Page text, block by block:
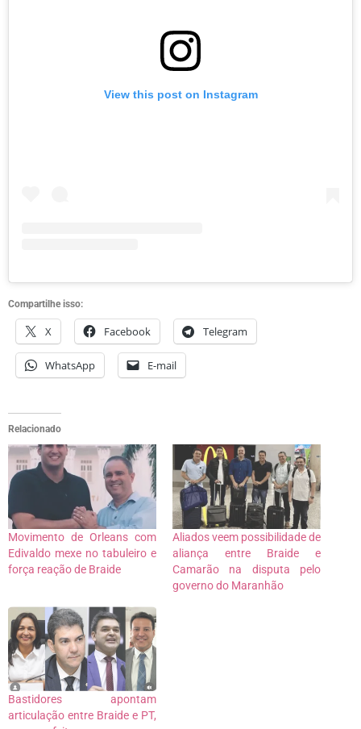
View this post on Instagram
Compartilhe isso:
X Facebook Telegram
WhatsApp E-mail
Relacionado
Movimento de Orleans com
Edivaldo mexe no tabuleiro e
força reação de Braide
Aliados veem possibilidade de
aliança entre Braide e
Camarão na disputa pelo
governo do Maranhão
Bastidores apontam
articulação entre Braide e PT,